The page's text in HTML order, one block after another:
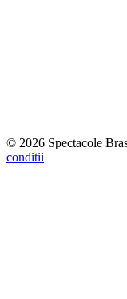
© 2026 Spectacole
conditii